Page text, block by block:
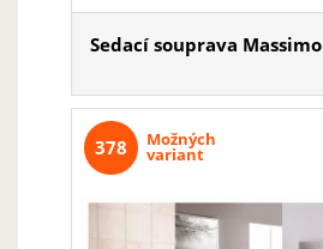
Sedací souprava Massimo
Možných
variant
378